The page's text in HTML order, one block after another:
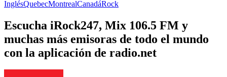
InglésQuebecMontrealCanadáRock
Escucha iRock247, Mix 106.5 FM y
muchas más emisoras de todo el mundo
con la aplicación de radio.net